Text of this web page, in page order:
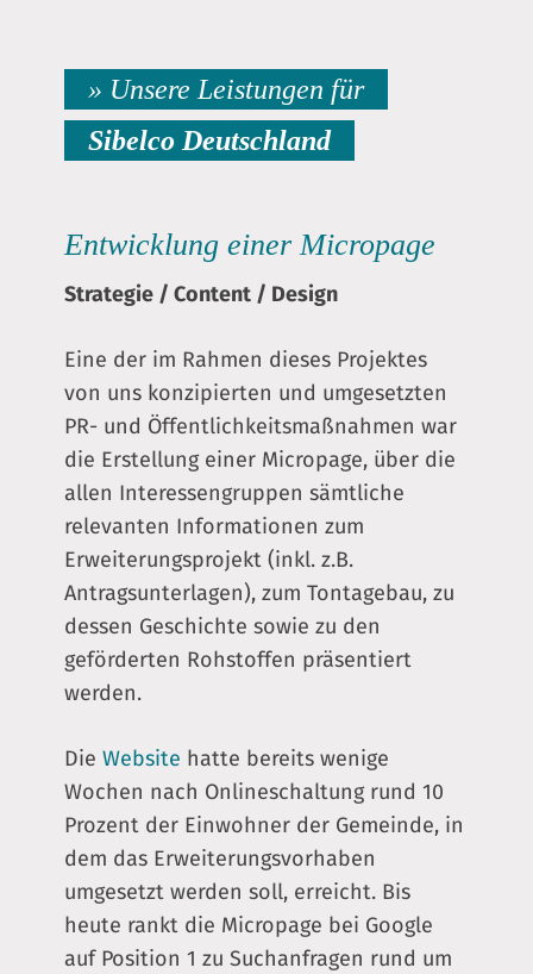
» Unsere Leistungen für
Sibelco Deutschland
Entwicklung einer Micropage
Strategie /Content / Design
Eine der im Rahmen dieses Projektes
von uns konzipierten und umgesetzten
PR- und Öffentlichkeitsmaßnahmen war
die Erstellung einer Micropage, über die
allen Interessengruppen sämtliche
relevanten Informationen zum
Erweiterungsprojekt (inkl. z.B.
Antragsunterlagen), zum Tontagebau, zu
dessen Geschichte sowie zu den
geförderten Rohstoffen präsentiert
werden.
DieWebsite hatte bereits wenige
Wochen nach Onlineschaltung rund 10
Prozent der Einwohner der Gemeinde, in
dem das Erweiterungsvorhaben
umgesetzt werden soll, erreicht. Bis
heute rankt die Micropage bei Google
auf Position 1 zu Suchanfragen rund um